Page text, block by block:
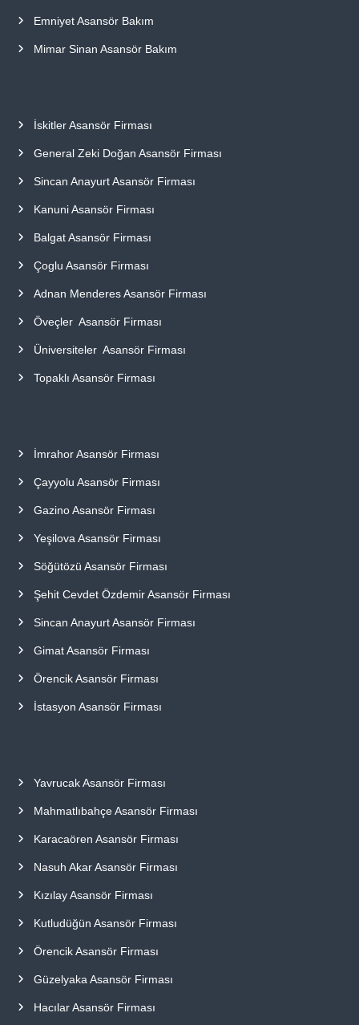
Emniyet Asansör Bakım
Mimar Sinan Asansör Bakım
İskitler Asansör Firması
General Zeki Doğan Asansör Firması
Sincan Anayurt Asansör Firması
Kanuni Asansör Firması
Balgat Asansör Firması
Çoglu Asansör Firması
Adnan Menderes Asansör Firması
Öveçler Asansör Firması
Üniversiteler Asansör Firması
Topaklı Asansör Firması
İmrahor Asansör Firması
Çayyolu Asansör Firması
Gazino Asansör Firması
Yeşilova Asansör Firması
Söğütözü Asansör Firması
Şehit Cevdet Özdemir Asansör Firması
Sincan Anayurt Asansör Firması
Gimat Asansör Firması
Örencik Asansör Firması
İstasyon Asansör Firması
Yavrucak Asansör Firması
Mahmatlıbahçe Asansör Firması
Karacaören Asansör Firması
Nasuh Akar Asansör Firması
Kızılay Asansör Firması
Kutludüğün Asansör Firması
Örencik Asansör Firması
Güzelyaka Asansör Firması
Hacılar Asansör Firması